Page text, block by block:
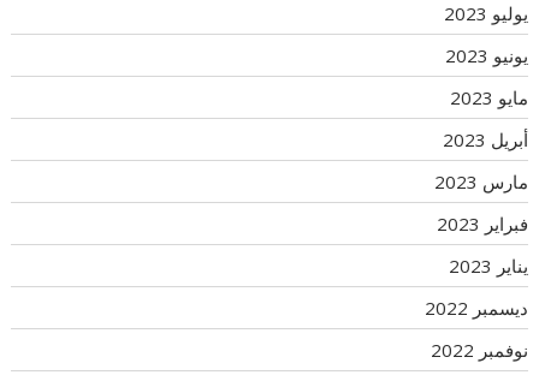
يوليو 2023
يونيو 2023
مايو 2023
أبريل 2023
مارس 2023
فبراير 2023
يناير 2023
ديسمبر 2022
نوفمبر 2022